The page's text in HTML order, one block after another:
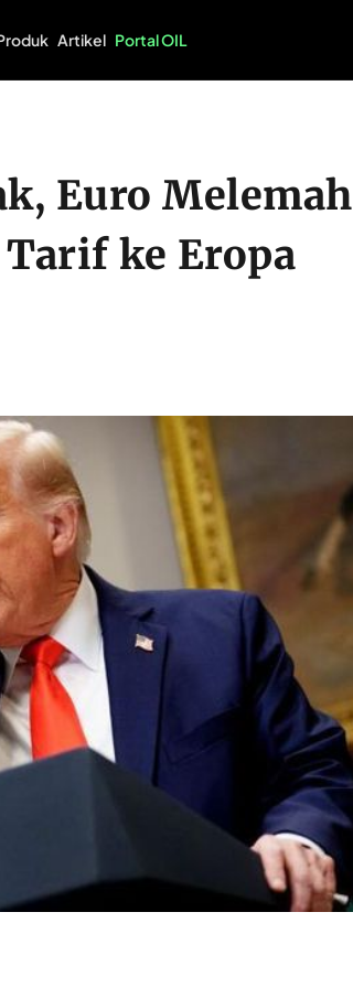
Artikel Portal OIL
Euro Melemah
ke Eropa